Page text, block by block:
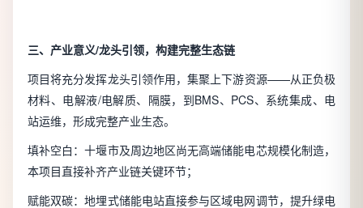
三、产业意义/龙头引领，构建完整生态链
项目将充分发挥龙头引领作用，集聚上下游资源——从正负极
材料、电解液/电解质、隔膜，到BMS、PCS、系统集成、电
站运维，形成完整产业生态。
填补空白：十堰市及周边地区尚无高端储能电芯规模化制造，
本项目直接补齐产业链关键环节；
赋能双碳：地埋式储能电站直接参与区域电网调节，提升绿电